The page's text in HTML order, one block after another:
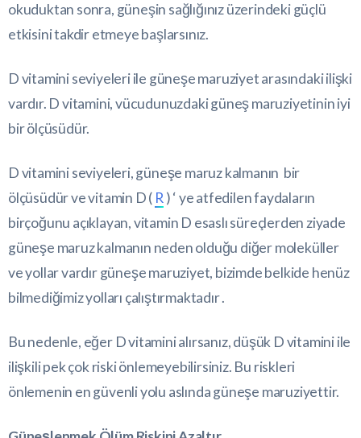
okuduktan sonra, güneşin sağlığınız üzerindeki güçlü
etkisini takdir etmeye başlarsınız.
D vitamini seviyeleri ile güneşe maruziyet arasındaki ilişki
vardır. D vitamini, vücudunuzdaki güneş maruziyetinin iyi
bir ölçüsüdür.
D vitamini seviyeleri, güneşe maruz kalmanın bir
ölçüsüdür ve vitamin D ( R) ‘ ye atfedilen faydaların
birçoğunu açıklayan, vitamin D esaslı süreçlerden ziyade
güneşe maruz kalmanın neden olduğu diğer moleküller
ve yollar vardır güneşe maruziyet, bizimde belkide henüz
bilmediğimiz yolları çalıştırmaktadır .
Bu nedenle, eğer D vitamini alırsanız, düşük D vitamini ile
ilişkili pek çok riski önlemeyebilirsiniz. Bu riskleri
önlemenin en güvenli yolu aslında güneşe maruziyettir.